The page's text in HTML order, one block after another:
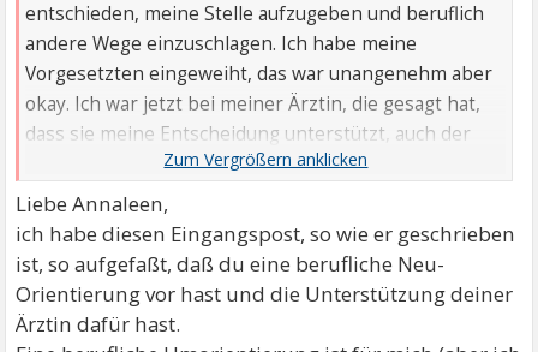
entschieden, meine Stelle aufzugeben und beruflich
andere Wege einzuschlagen. Ich habe meine
Vorgesetzten eingeweiht, das war unangenehm aber
okay. Ich war jetzt bei meiner Ärztin, die gesagt hat,
dass sie meine Entscheidung unterstützt, auch der
Agentur für Arbeit gegenüber, also dass sie mir jetzt
offiziell dazu rät, dass ich aus gesundheitlichen
Gründen kündigen soll. Sie kann für mich so ein
Formular der AfA ausfüllen, sie meint das bekomme
ich dann dort, wenn ich mich arbeitslos melde.
Liebe Annaleen,
ich habe diesen Eingangspost, so wie er geschrieben
ist, so aufgefaßt, daß du eine berufliche Neu-
Orientierung vor hast und die Unterstützung deiner
Ärztin dafür hast.